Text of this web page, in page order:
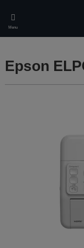
main
content
Menu
Epson